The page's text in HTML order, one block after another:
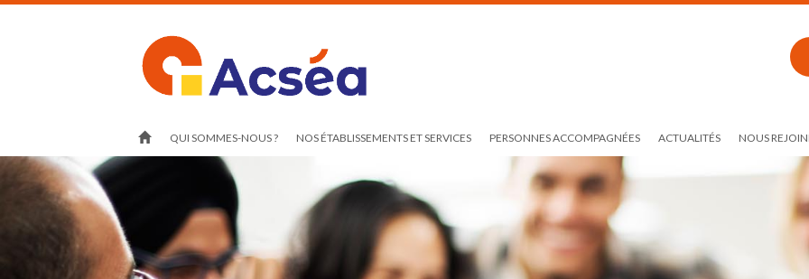
QUI SOMMES-NOUS ? NOS ÉTABLISSEMENTS ET SERVICES PERSONNES ACCOMPAGNÉES ACTUALITÉS NOUS